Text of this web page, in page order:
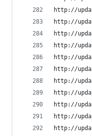
http://
http://
http://
http://
http://
http://
http://
http://
http://
http://
http://